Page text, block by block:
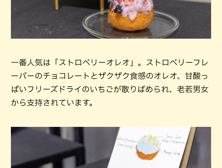
一番人気は「ストロベリーオレオ」。ストロベリーフレ
ーバーのチョコレートとザクザク食感のオレオ、甘酸っ
ぱいフリーズドライのいちごが散りばめられ、老若男女
から支持されています。